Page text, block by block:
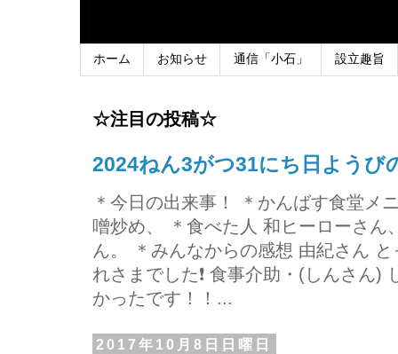
ホーム お知らせ 通信「小石」 設立趣旨
☆注目の投稿☆
2024ねん3がつ31にち日ようび
＊今日の出来事！ ＊かんばす食堂メ
噌炒め、 ＊食べた人 和ヒーローさん
ん。 ＊みんなからの感想 由紀さん
れさまでした❗ 食事介助・(しんさん)
かったです！！...
2017年10月8日日曜日